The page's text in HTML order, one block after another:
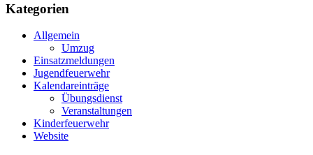
Kategorien
Allgemein
Umzug
Einsatzmeldungen
Jugendfeuerwehr
Kalendareinträge
Übungsdienst
Veranstaltungen
Kinderfeuerwehr
Website